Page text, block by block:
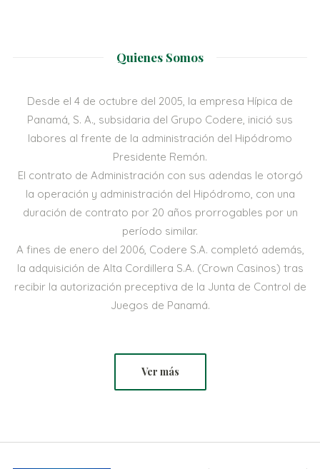
Quienes Somos
Desde el 4 de octubre del 2005, la empresa Hípica de
Panamá, S. A., subsidaria del Grupo Codere, inició sus
labores al frente de la administración del Hipódromo
Presidente Remón.
El contrato de Administración con sus adendas le otorgó
la operación y administración del Hipódromo, con una
duración de contrato por 20 años prorrogables por un
período similar.
A fines de enero del 2006, Codere S.A. completó además,
la adquisición de Alta Cordillera S.A. (Crown Casinos) tras
recibir la autorización preceptiva de la Junta de Control de
Juegos de Panamá.
Ver más